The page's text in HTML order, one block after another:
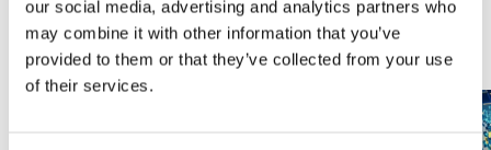
our social media, advertising and analytics partners who
may combine it with other information that you’ve
provided to them or that they’ve collected from your use
of their services.
ÚLTIMAS PUBLICACIONES